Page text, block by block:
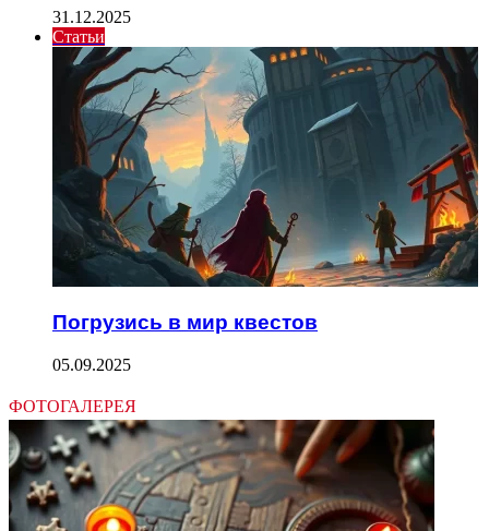
31.12.2025
Статьи
Погрузись в мир квестов
05.09.2025
ФОТОГАЛЕРЕЯ